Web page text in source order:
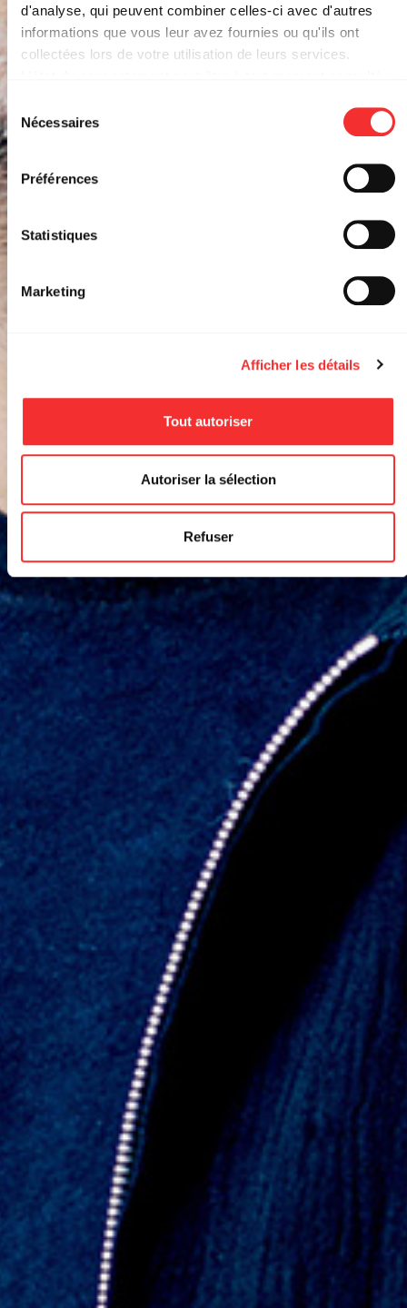
d'analyse, qui peuvent combiner celles-ci avec d'autres
informations que vous leur avez fournies ou qu'ils ont
collectées lors de votre utilisation de leurs services.
Sélection
consentement
Nécessaires
Préférences
Statistiques
Marketing
Afficher les détails
Tout autoriser
Autoriser la sélection
Refuser
MILENA